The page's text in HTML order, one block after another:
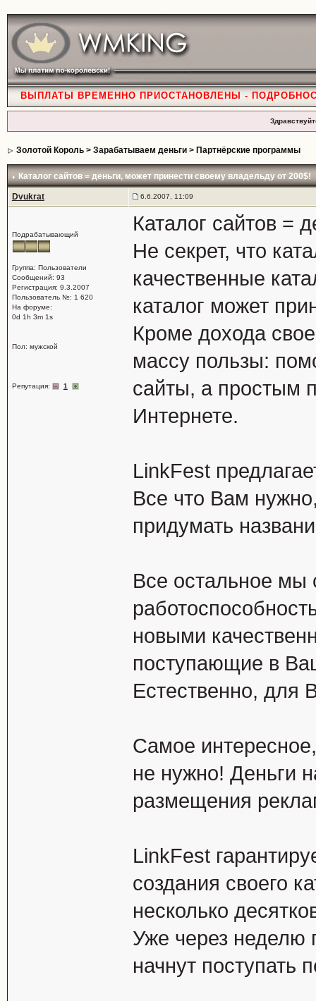
ВЫПЛАТЫ ВРЕМЕННО ПРИОСТАНОВЛЕНЫ -
Золотой Король> Зарабатываем деньги> Партнёрские программы
Каталог сайтов = деньги, может принести своему владельду от 200$!
Dvukrat 6.6.2007, 11:09
Подрабатывающий
Группа: Пользователи
Сообщений: 93
Регистрация: 9.3.2007
Пользователь №: 1 620
На форуме:
0d 1h 3m 1s
Пол: мужской
Репутация: 1
Каталог сайтов =
Не секрет, что
качественные
каталог может
Кроме дохода
массу пользы:
сайты, а простым
Интернете.
LinkFest
Все что Вам
придумать
Все остальное мы
новыми
поступающие в
Естественно,
Самое
не нужно! Деньги
размещения
LinkFest
создания своего
несколько
Уже через неделю
начнут поступать